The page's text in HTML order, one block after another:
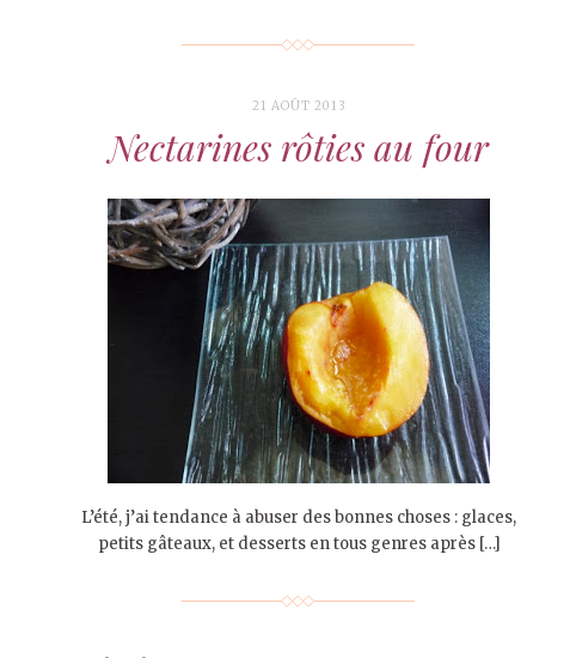
21 AOÛT 2013
Nectarines rôties au four
L’été, j’ai tendance à abuser des bonnes choses : glaces,
petits gâteaux, et desserts en tous genres après […]